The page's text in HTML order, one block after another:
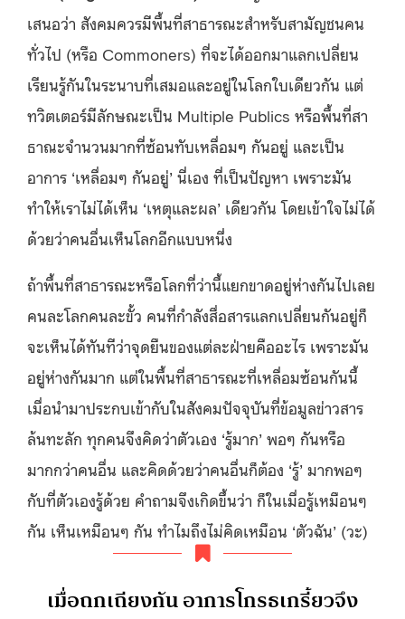
เสนอว่า สังคมควรมีพื้นที่สาธารณะสำหรับสามัญชนคน
ทั่วไป (หรือ Commoners) ที่จะได้ออกมาแลกเปลี่ยน
เรียนรู้กันในระนาบที่เสมอและอยู่ในโลกใบเดียวกัน แต่
ทวิตเตอร์มีลักษณะเป็น Multiple Publics หรือพื้นที่สา
ธาณะจำนวนมากที่ซ้อนทับเหลื่อมๆ กันอยู่ และเป็น
อาการ ‘เหลื่อมๆ กันอยู่’ นี่เอง ที่เป็นปัญหา เพราะมัน
ทำให้เราไม่ได้เห็น ‘เหตุและผล’ เดียวกัน โดยเข้าใจไม่ได้
ด้วยว่าคนอื่นเห็นโลกอีกแบบหนึ่ง
ถ้าพื้นที่สาธารณะหรือโลกที่ว่านี้แยกขาดอยู่ห่างกันไปเลย
คนละโลกคนละขั้ว คนที่กำลังสื่อสารแลกเปลี่ยนกันอยู่ก็
จะเห็นได้ทันทีว่าจุดยืนของแต่ละฝ่ายคืออะไร เพราะมัน
อยู่ห่างกันมาก แต่ในพื้นที่สาธารณะที่เหลื่อมซ้อนกันนี้
เมื่อนำมาประกบเข้ากับในสังคมปัจจุบันที่ข้อมูลข่าวสาร
ล้นทะลัก ทุกคนจึงคิดว่าตัวเอง ‘รู้มาก’ พอๆ กันหรือ
มากกว่าคนอื่น และคิดด้วยว่าคนอื่นก็ต้อง ‘รู้’ มากพอๆ
กับที่ตัวเองรู้ด้วย คำถามจึงเกิดขึ้นว่า ก็ในเมื่อรู้เหมือนๆ
กัน เห็นเหมือนๆ กัน ทำไมถึงไม่คิดเหมือน ‘ตัวฉัน’ (วะ)
เมื่อถกเถียงกัน อาการโกรธเกรี้ยวจึง